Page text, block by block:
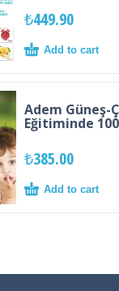
₺449.90
Add to cart
Adem Güneş-
Eğitiminde
₺385.00
Add to cart